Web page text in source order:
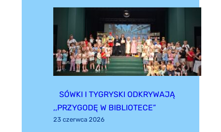
SÓWKI I TYGRYSKI ODKRYWAJĄ
,,PRZYGODĘ W BIBLIOTECE”
23 czerwca 2026